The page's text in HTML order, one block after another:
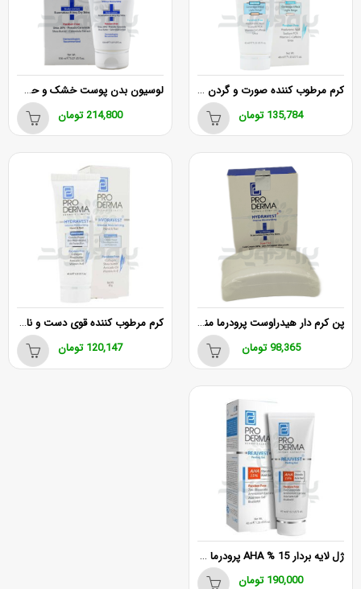
کرم مرطوب کننده صورت و گردن پرودرما
135,784 تومان
لوسیون بدن پوست خشک و حساس پرودرما حاوی اوره 20%
214,800تومان
پن کرم دار هیدراوست پرودرما مناسب پوست های خشک و حساس
98,365 تومان
کرم مرطوب کننده قوی دست و ناخن هیدرا وست پرودرما
120,147 تومان
ژل لایه بردار 15 % AHA پرودرما حجم 40 میل
190,000 تومان